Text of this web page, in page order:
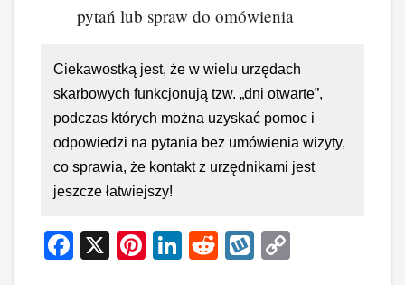
pytań lub spraw do omówienia
Ciekawostką jest, że w wielu urzędach
skarbowych funkcjonują tzw. „dni otwarte”,
podczas których można uzyskać pomoc i
odpowiedzi na pytania bez umówienia wizyty,
co sprawia, że kontakt z urzędnikami jest
jeszcze łatwiejszy!
F
X
Pi
Li
R
W